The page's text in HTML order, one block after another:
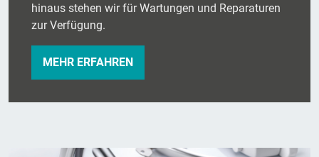
hinaus stehen wir für Wartungen und Reparaturen
zur Verfügung.
MEHR ERFAHREN